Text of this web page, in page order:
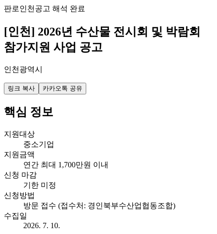
판로인천 공고 해석 완료
[인천] 2026년 수산물 전시회 및 박람회
참가지원 사업 공고
인천광역시
링크 복사 카카오톡 공유
핵심 정보
지원대상
중소기업
지원금액
연간 최대 1,700만원 이내
신청 마감
기한 미정
신청방법
방문 접수 (접수처: 경인북부수산업협동조합)
수집일
2026. 7. 10.